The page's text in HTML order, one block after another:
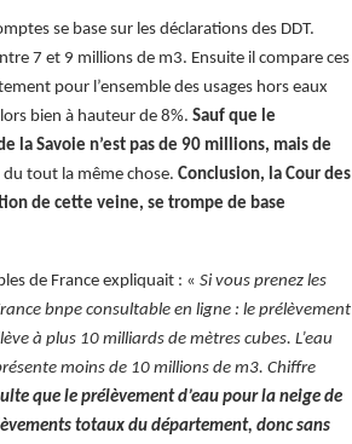
se base sur les déclarations des DDT.
7 et 9 millions de m3. Ensuite il compare ces
pour l’ensemble des usages hors eaux
bien à hauteur de 8%. Sauf que le
la Savoie n’est pas de 90 millions, mais de
du tout la même chose. Conclusion, la Cour des
de cette veine, se trompe de base
de France expliquait : « Si vous prenez les
bnpe consultable en ligne : le prélèvement
à plus 10 milliards de mètres cubes. L’eau
moins de 10 millions de m3. Chiffre
que le prélèvement d’eau pour la neige de
totaux du département, donc sans